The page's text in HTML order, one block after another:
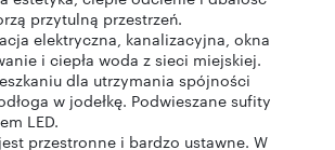
przytulną przestrzeń.
elektryczna, kanalizacyjna, okna
i ciepła woda z sieci miejskiej.
dla utrzymania spójności
w jodełkę. Podwieszane sufity
LED.
przestronne i bardzo ustawne. W